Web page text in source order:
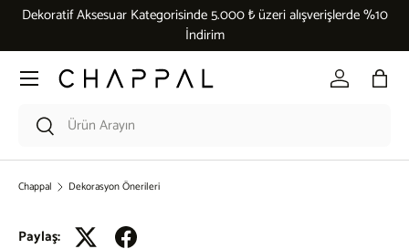
Dekoratif Aksesuar Kategorisinde 5.000 ₺ üzeri alışverişlerde %10
İndirim
Araması kutusu
Ara
Giriş Yap
Menü
Chappal Dekorasyon Önerileri
Paylaş: